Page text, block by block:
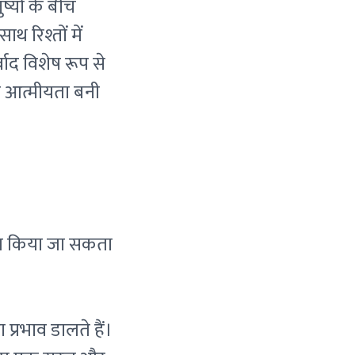
के बीच
रिश्तों में
विशेष रूप से
बनी
किया जा सकता
डालते हैं।